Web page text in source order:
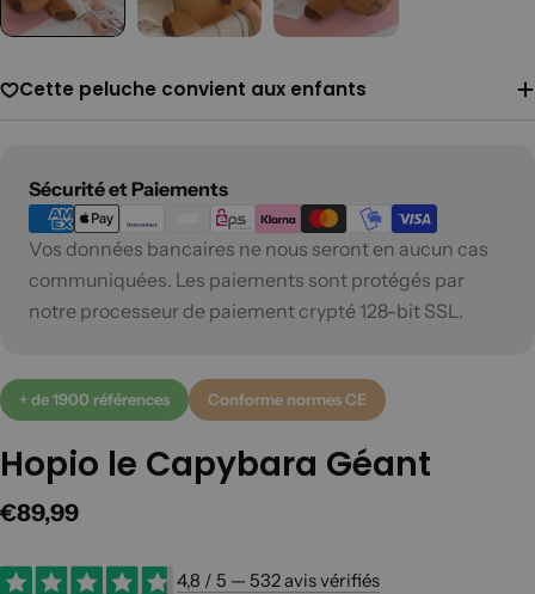
Cette peluche convient aux enfants
Sécurité et Paiements
Modes
de
paiement
Vos données bancaires ne nous seront en aucun cas
communiquées. Les paiements sont protégés par
notre processeur de paiement crypté 128-bit SSL.
+ de 1900 références Conforme normes CE
Hopio le Capybara Géant
Prix
régulier
€89,99
4,8 / 5 — 532 avis vérifiés